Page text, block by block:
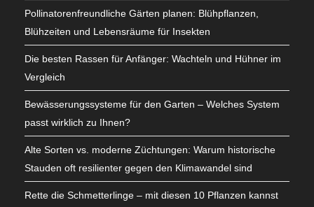
Pollinatorenfreundliche Gärten planen: Blühpflanzen,
Blühzeiten und Lebensräume für Insekten
Die besten Rassen für Anfänger: Wachteln und Hühner im
Vergleich
Bewässerungssysteme für den Garten – Welches System
passt wirklich zu Ihnen?
Alte Sorten vs. moderne Züchtungen: Warum historische
Stauden oft resilienter gegen den Klimawandel sind
Rette die Schmetterlinge – mit diesen 10 Pflanzen kannst